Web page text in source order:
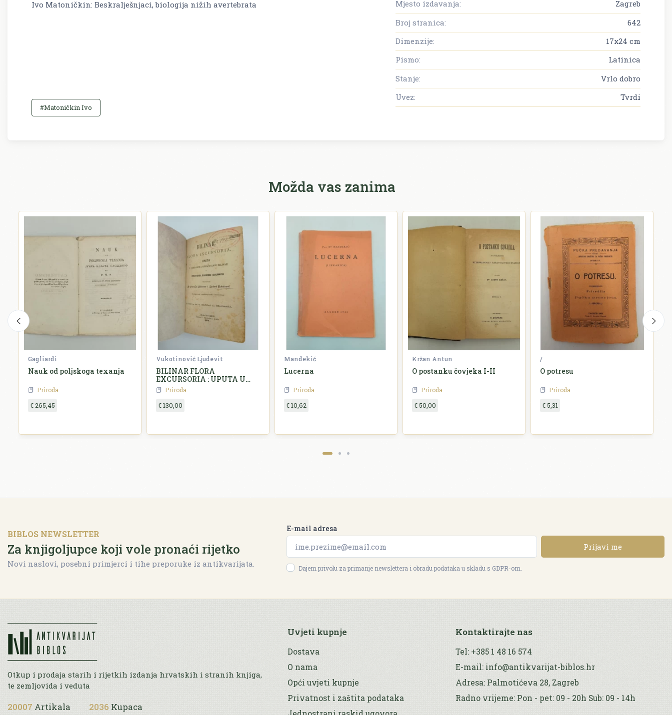
Ivo Matoničkin: Beskralješnjaci, biologija nižih avertebrata
#Matoničkin Ivo
Mjesto izdavanja:
Zagreb
Broj stranica:
642
Dimenzije:
17x24 cm
Pismo:
Latinica
Stanje:
Vrlo dobro
Uvez:
Tvrdi
Možda vas zanima
Gagliardi
Nauk od poljskoga texanja
Priroda
€ 265,45
Vukotinović Ljudevit
BILINAR FLORA
EXCURSORIA : UPUTA U
SABIRANJU I
OZNAČIVANJE BILINAH U
HRVATSKOJ SLAVONIJI I
DALMACIJI
Priroda
€ 130,00
Mandekić
Lucerna
Priroda
€ 10,62
Kržan Antun
O postanku čovjeka I-II
Priroda
€ 50,00
/
O potresu
Priroda
€ 5,31
BIBLOS NEWSLETTER
Za knjigoljupce koji vole pronaći rijetko
Novi naslovi, posebni primjerci i tihe preporuke iz antikvarijata.
E-mail adresa
Prijavi me
Dajem privolu za primanje newslettera i obradu podataka u skladu s GDPR-om.
Otkup i prodaja starih i rijetkih izdanja hrvatskih i stranih knjiga,
te zemljovida i veduta
20007 Artikala 2036 Kupaca
Uvjeti kupnje
Dostava
O nama
Opći uvjeti kupnje
Privatnost i zaštita podataka
Kontaktirajte nas
Tel: +385 1 48 16 574
E-mail: info@antikvarijat-biblos.hr
Adresa: Palmotićeva 28, Zagreb
Radno vrijeme: Pon - pet: 09 - 20h Sub: 09 - 14h